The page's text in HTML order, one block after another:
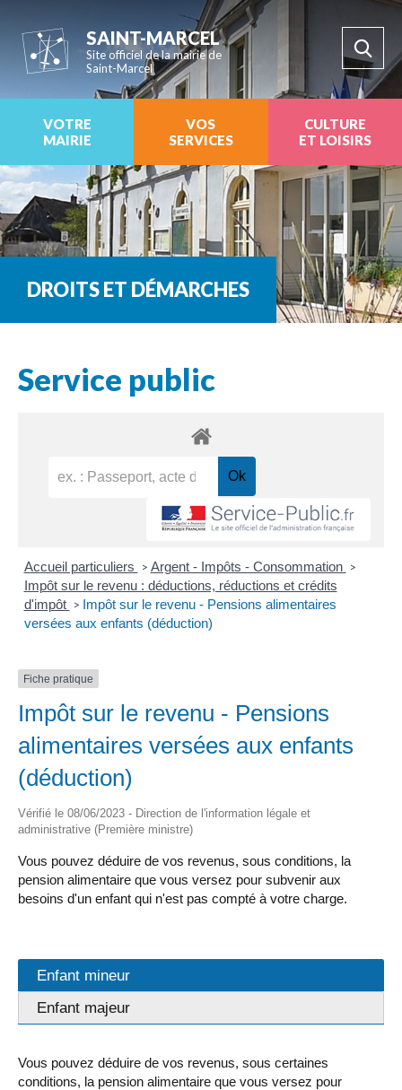
SAINT-MARCEL
Site officiel de la mairie de
Saint-Marcel
VOTRE
MAIRIE
VOS
SERVICES
CULTURE
ET LOISIRS
DROITS ET DÉMARCHES
Service public
Accueil particuliers > Argent - Impôts - Consommation >
Impôt sur le revenu : déductions, réductions et crédits
d'impôt > Impôt sur le revenu - Pensions alimentaires
versées aux enfants (déduction)
Fiche pratique
Impôt sur le revenu - Pensions
alimentaires versées aux enfants
(déduction)
Vérifié le 08/06/2023 - Direction de l'information légale et
administrative (Première ministre)
Vous pouvez déduire de vos revenus, sous conditions, la
pension alimentaire que vous versez pour subvenir aux
besoins d'un enfant qui n'est pas compté à votre charge.
Enfant mineur
Enfant majeur
Vous pouvez déduire de vos revenus, sous certaines
conditions, la pension alimentaire que vous versez pour